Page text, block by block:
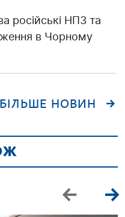
російські НПЗ та
в Чорному
БІЛЬШЕ НОВИН